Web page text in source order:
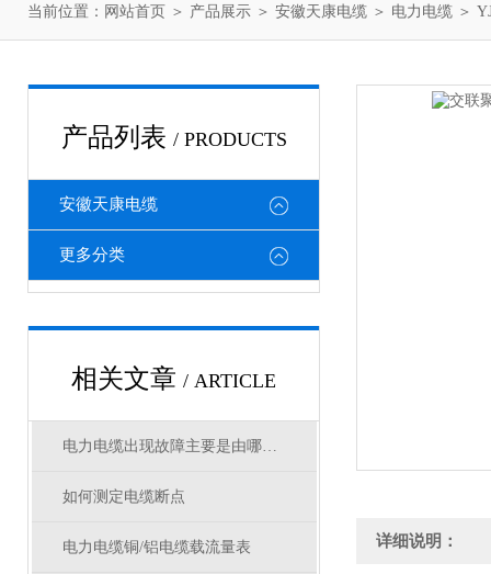
当前位置： 网站首页 ＞ 产品展示 ＞ 安徽天康电缆 ＞ 电力电缆 ＞
产品列表 / PRODUCTS
安徽天康电缆
更多分类
相关文章 / ARTICLE
电力电缆出现故障主要是由哪几方面原因造成
如何测定电缆断点
电力电缆铜/铝电缆载流量表 详细说明：